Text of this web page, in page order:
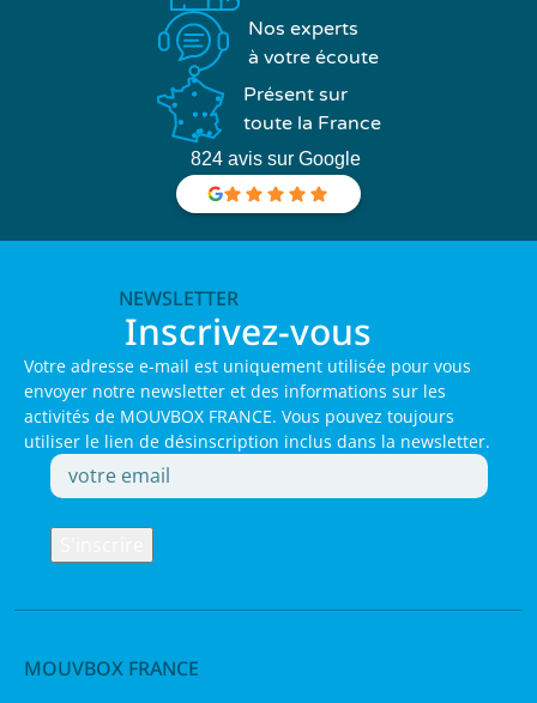
Nos experts
à votre écoute
Présent sur
toute la France
824 avis sur Google
NEWSLETTER
Inscrivez-vous
Votre adresse e-mail est uniquement utilisée pour vous
envoyer notre newsletter et des informations sur les
activités de MOUVBOX FRANCE. Vous pouvez toujours
utiliser le lien de désinscription inclus dans la newsletter.
MOUVBOX FRANCE